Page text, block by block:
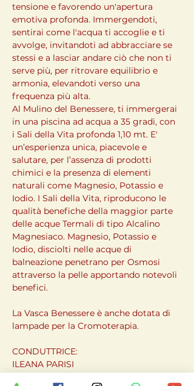
tensione e favorendo un'apertura
emotiva profonda. Immergendoti,
sentirai come l'acqua ti accoglie e ti
avvolge, invitandoti ad abbracciare se
stessi e a lasciar andare ciò che non ti
serve più, per ritrovare equilibrio e
armonia, elevandoti verso una
frequenza più alta.
Al Mulino del Benessere, ti immergerai
in una piscina ad acqua a 35 gradi, con
i Sali della Vita profonda 1,10 mt. E'
un’esperienza unica, piacevole e
salutare, per l’assenza di prodotti
chimici e la presenza di elementi
naturali come Magnesio, Potassio e
Iodio. I Sali della Vita, riproducono le
qualità benefiche della maggior parte
delle acque Termali di tipo Alcalino
Magnesiaco. Magnesio, Potassio e
Iodio, disciolti nelle acque di
balneazione penetrano per Osmosi
attraverso la pelle apportando notevoli
benefici.
La Vasca Benessere è anche dotata di
lampade per la Cromoterapia.
CONDUTTRICE:
ILEANA PARISI